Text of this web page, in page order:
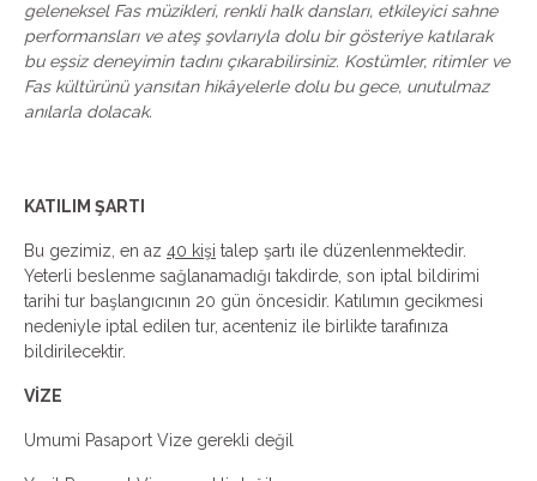
geleneksel Fas müzikleri, renkli halk dansları, etkileyici sahne
performansları ve ateş şovlarıyla dolu bir gösteriye katılarak
bu eşsiz deneyimin tadını çıkarabilirsiniz. Kostümler, ritimler ve
Fas kültürünü yansıtan hikâyelerle dolu bu gece, unutulmaz
anılarla dolacak.
KATILIM ŞARTI
Bu gezimiz, en az 40 kişi talep şartı ile düzenlenmektedir.
Yeterli beslenme sağlanamadığı takdirde, son iptal bildirimi
tarihi tur başlangıcının 20 gün öncesidir. Katılımın gecikmesi
nedeniyle iptal edilen tur, acenteniz ile birlikte tarafınıza
bildirilecektir.
VİZE
Umumi Pasaport Vize gerekli değil